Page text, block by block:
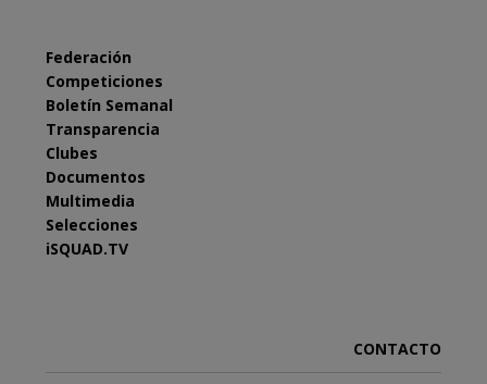
Federación
Competiciones
Boletín Semanal
Transparencia
Clubes
Documentos
Multimedia
Selecciones
iSQUAD.TV
CONTACTO